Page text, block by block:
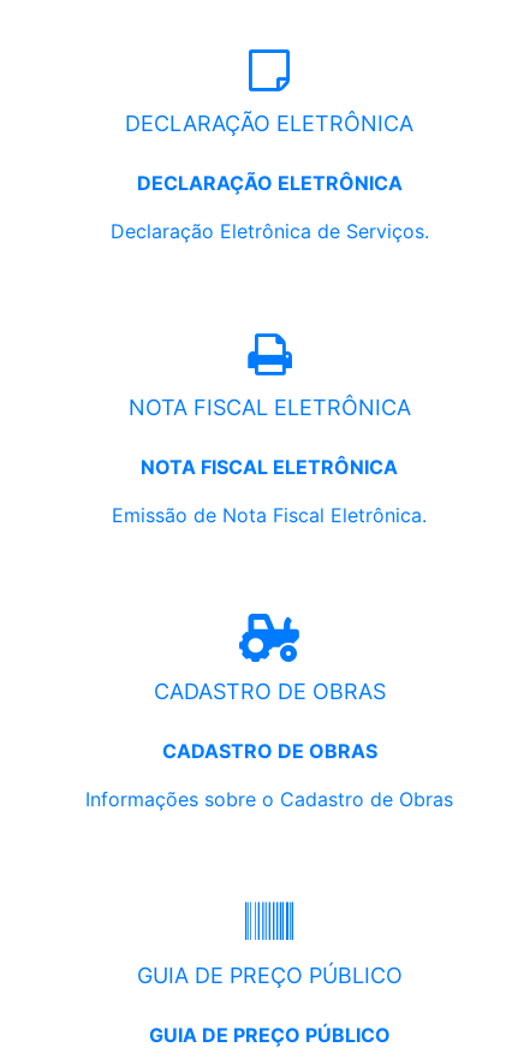
DECLARAÇÃO ELETRÔNICA
DECLARAÇÃO ELETRÔNICA
Declaração Eletrônica de Serviços.
NOTA FISCAL ELETRÔNICA
NOTA FISCAL ELETRÔNICA
Emissão de Nota Fiscal Eletrônica.
CADASTRO DE OBRAS
CADASTRO DE OBRAS
Informações sobre o Cadastro de Obras
GUIA DE PREÇO PÚBLICO
GUIA DE PREÇO PÚBLICO